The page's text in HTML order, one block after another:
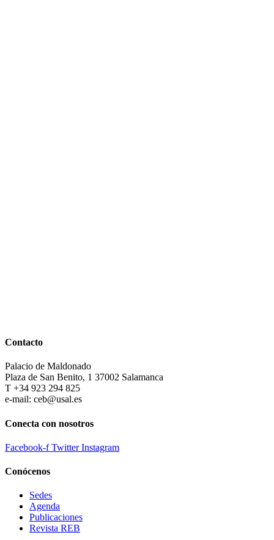
Contacto
Palacio de Maldonado
Plaza de San Benito, 1 37002 Salamanca
T +34 923 294 825
e-mail: ceb@usal.es
Conecta con nosotros
Facebook-f Twitter Instagram
Conócenos
Sedes
Agenda
Publicaciones
Revista REB